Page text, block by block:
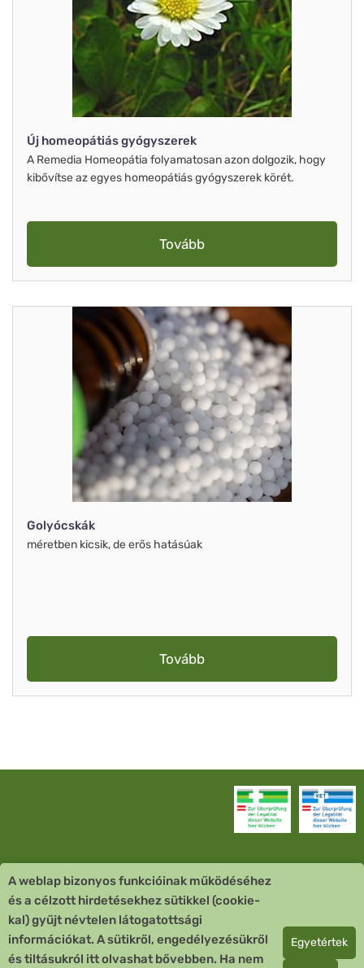
Új homeopátiás gyógyszerek
A Remedia Homeopátia folyamatosan azon dolgozik, hogy
kibővítse az egyes homeopátiás gyógyszerek körét.
Tovább
Golyócskák
méretben kicsik, de erős hatásúak
Tovább
Vevőszolgálat
Quick Links
A weblap bizonyos funkcióinak működéséhez
és a célzott hirdetésekhez sütikkel (cookie-
kal) gyűjt névtelen látogatottsági
információkat. A sütikről, engedélyezésükről
és tiltásukról itt olvashat bővebben. Ha nem
Egyetértek